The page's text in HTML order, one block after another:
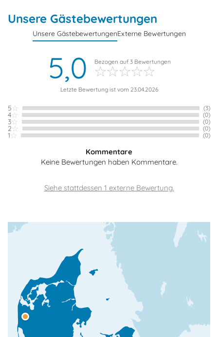
Unsere Gästebewertungen
Unsere GästebewertungenExterne Bewertungen
5,0 Bezogen auf 3 Bewertungen
Letzte Bewertung ist vom 23.04.2026
5 (3)
4 (0)
3 (0)
2 (0)
1 (0)
Kommentare
Keine Bewertungen haben Kommentare.
Siehe stattdessen 1 externe Bewertung.